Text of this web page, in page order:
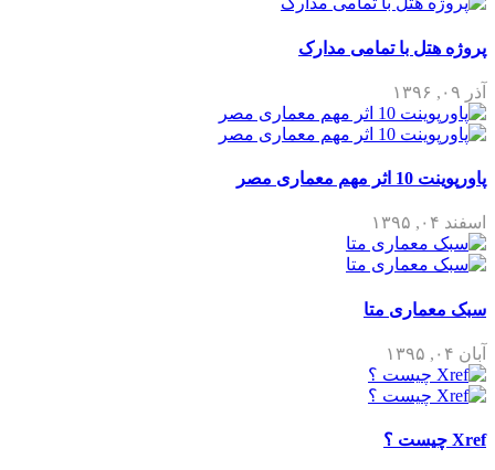
پروژه هتل با تمامی مدارک
آذر ۰۹, ۱۳۹۶
پاورپوینت 10 اثر مهم معماری مصر
اسفند ۰۴, ۱۳۹۵
سبک معماری متا
آبان ۰۴, ۱۳۹۵
Xref چیست ؟